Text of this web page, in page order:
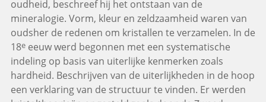
oudheid, beschreef hij het ontstaan van de
mineralogie. Vorm, kleur en zeldzaamheid waren van
oudsher de redenen om kristallen te verzamelen. In de
18eeeuw werd begonnen met een systematische
indeling op basis van uiterlijke kenmerken zoals
hardheid. Beschrijven van de uiterlijkheden in de hoop
een verklaring van de structuur te vinden. Er werden